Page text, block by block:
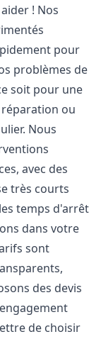
! Nos
pour
problèmes de
soit pour une
ou
Nous
avec des
très courts
temps d'arrêt
dans votre
sont
des devis
de choisir